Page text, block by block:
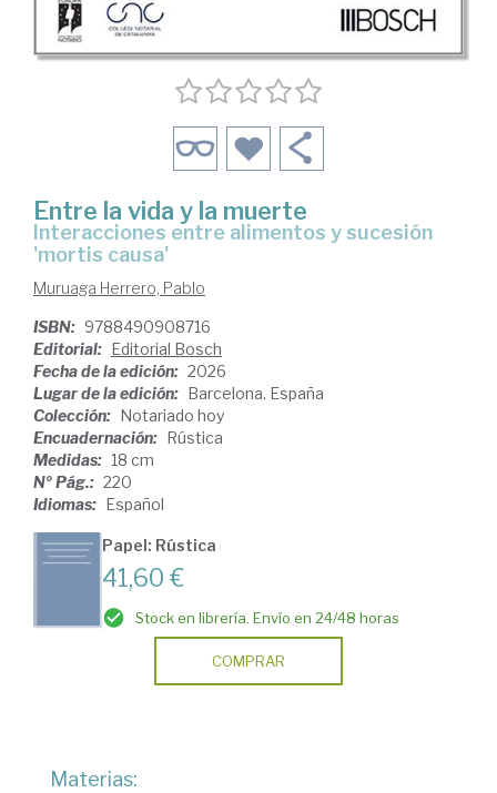
Entre la vida y la muerte
'mortis causa'
Muruaga Herrero, Pablo
ISBN: 9788490908716
Editorial: Editorial Bosch
Fecha de la edición: 2026
Lugar de la edición: Barcelona. España
Colección: Notariado hoy
Encuadernación: Rústica
Medidas: 18 cm
Nº Pág.: 220
Idiomas: Español
Papel: Rústica
41,60 €
Stock en librería. Envío en 24/48 horas
COMPRAR
Materias: